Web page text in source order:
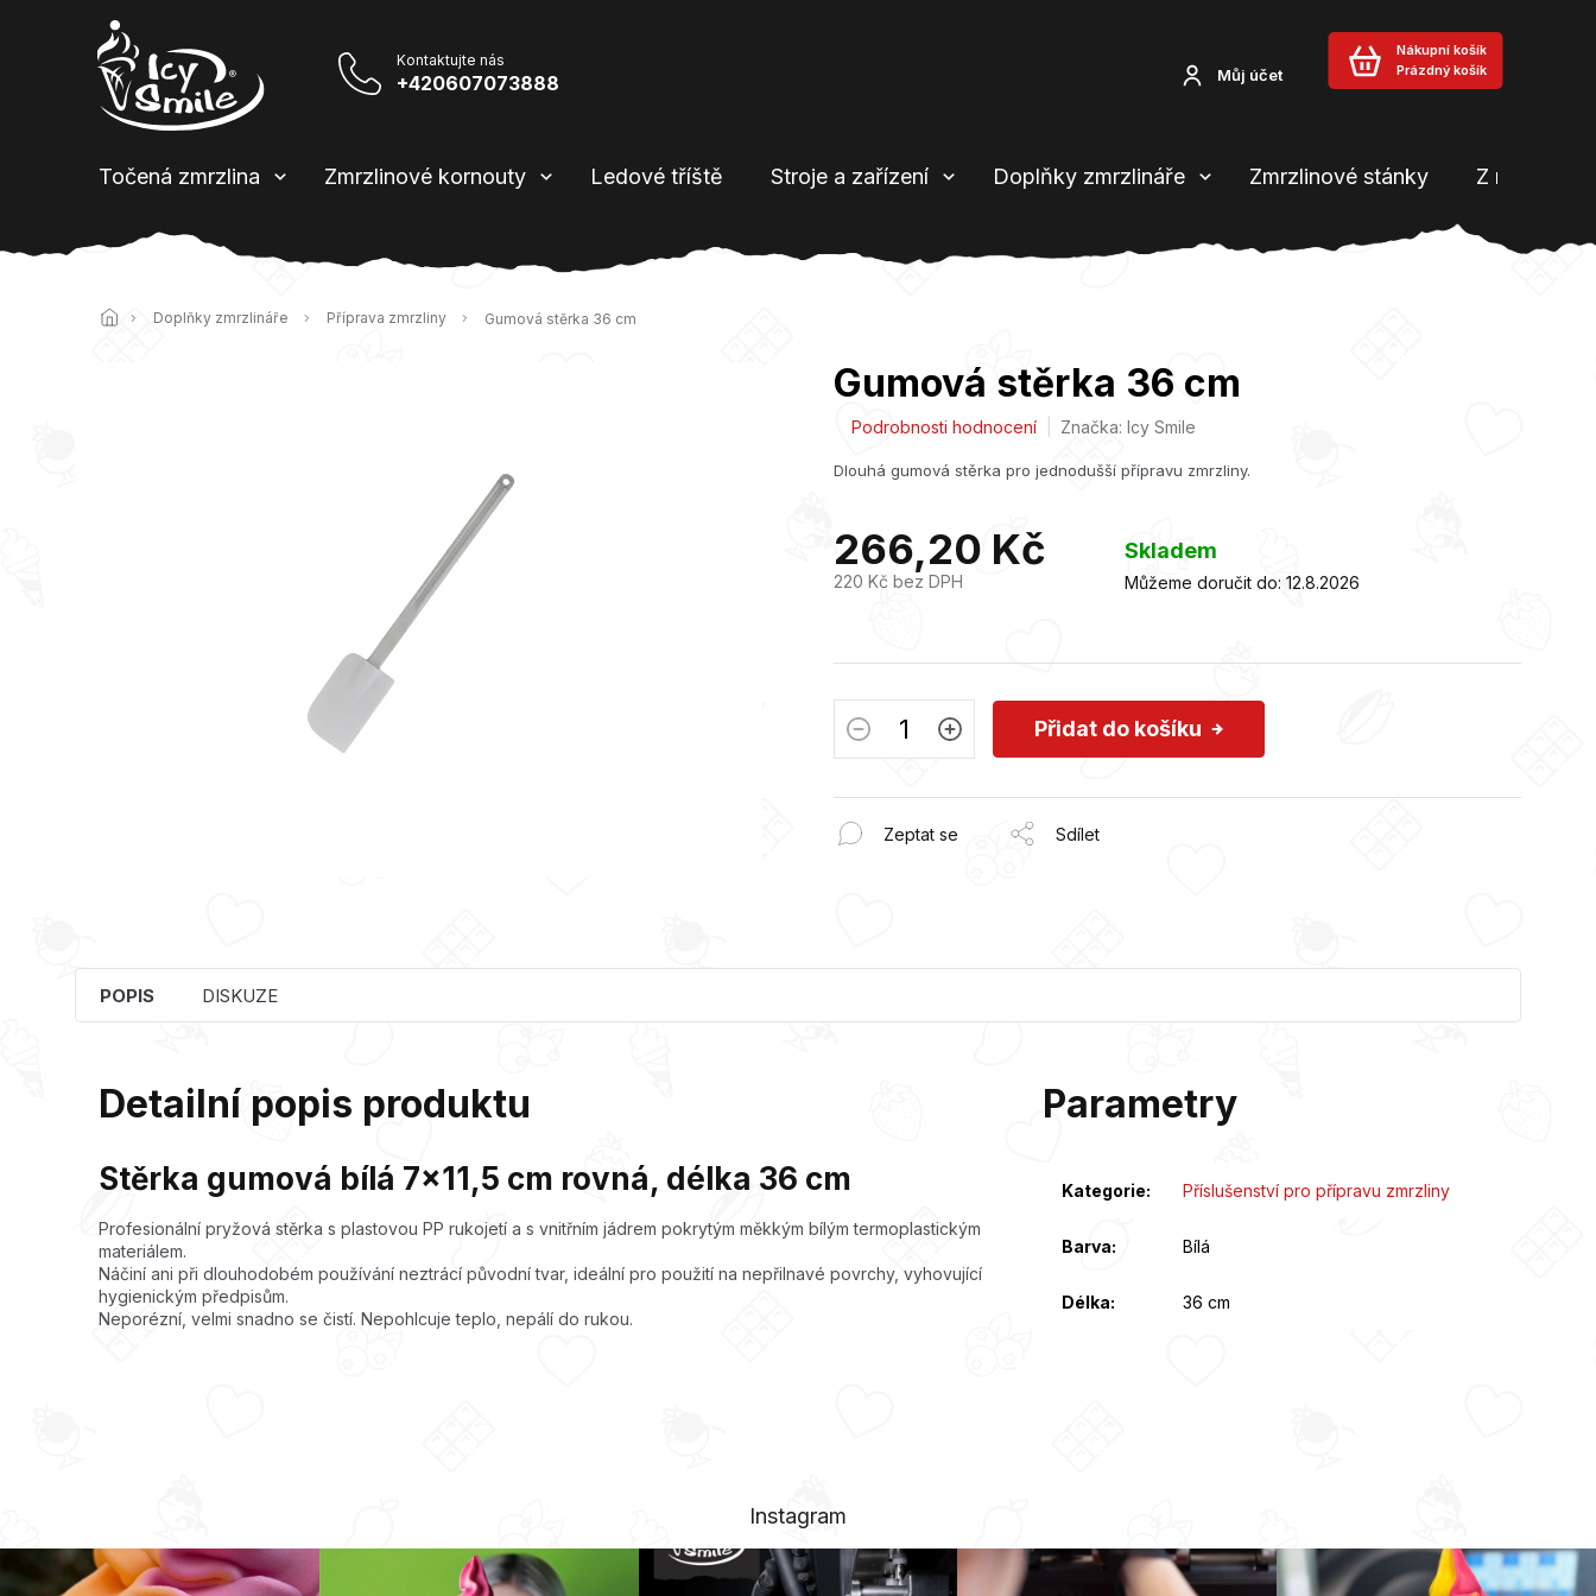
+420607073888 Můj účet
Nákupní košík
Prázdný košík
Točená zmrzlina Zmrzlinové kornouty Ledové tříště Stroje a zařízení Doplňky zmrzlináře Zmrzlinové stánky Z našeho
Doplňky zmrzlináře Příprava zmrzliny Gumová stěrka 36 cm
Gumová stěrka 36 cm
Průměrné
produktu
z
5
hvězdiček.
Podrobnosti hodnocení Značka:Icy Smile
Dlouhá gumová stěrka pro jednodušší přípravu zmrzliny.
266,20 Kč
220 Kč bez DPH
Skladem
Můžeme doručit do: 12.8.2026
Přidat do košíku
Zeptat se Sdílet
POPIS DISKUZE
Detailní popis produktu
Stěrka gumová bílá 7x11,5 cm rovná, délka 36 cm
Profesionální pryžová stěrka s plastovou PP rukojetí a s vnitřním jádrem pokrytým měkkým bílým termoplastickým
materiálem.
Náčiní ani při dlouhodobém používání neztrácí původní tvar, ideální pro použití na nepřilnavé povrchy, vyhovující
hygienickým předpisům.
Neporézní, velmi snadno se čistí. Nepohlcuje teplo, nepálí do rukou.
Parametry
Kategorie: Příslušenství pro přípravu zmrzliny
Barva: Bílá
Délka: 36 cm
Instagram